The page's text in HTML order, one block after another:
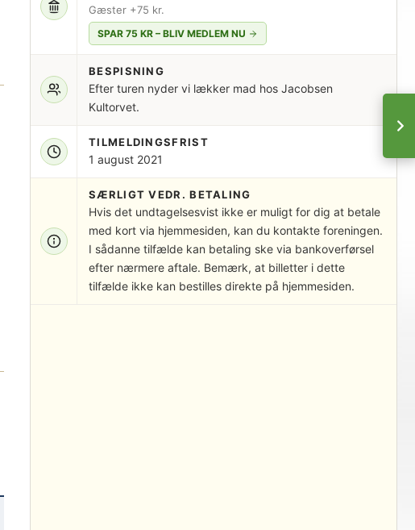
Gæster +75 kr.
SPAR 75 KR – BLIV MEDLEM NU
BESPISNING
Efter turen nyder vi lækker mad hos Jacobsen
Kultorvet.
TILMELDINGSFRIST
1 august 2021
SÆRLIGT VEDR. BETALING
Hvis det undtagelsesvist ikke er muligt for dig at betale
med kort via hjemmesiden, kan du kontakte foreningen.
I sådanne tilfælde kan betaling ske via bankoverførsel
efter nærmere aftale. Bemærk, at billetter i dette
tilfælde ikke kan bestilles direkte på hjemmesiden.